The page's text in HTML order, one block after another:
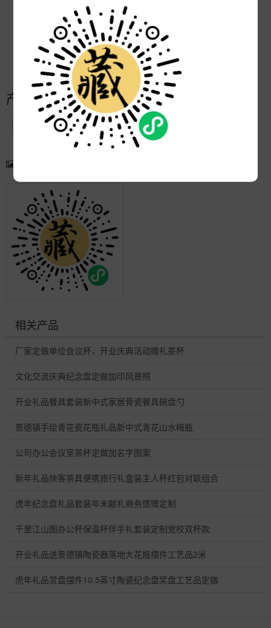
4028
厂商:
陶瓷花瓶定制厂家
更新:
2022-10-05 11:57:12
产品简介
相关产品
厂家定做单位会议杯，开业庆典活动赠礼茶杯
文化交流庆典纪念盘定做加印风景照
开业礼品餐具套装新中式家居骨瓷餐具碗盘勺
景德镇手绘青花瓷花瓶礼品新中式青花山水梅瓶
公司办公会议室茶杯定做加名字图案
新年礼品快客茶具便携旅行礼盒装主人杯红包对联组合
虎年纪念盘礼品套装年末献礼商务馈赠定制
千里江山图办公杯保温杯伴手礼套装定制党校双杯款
开业礼品送景德镇陶瓷器落地大花瓶摆件工艺品2米
虎年礼品赏盘摆件10.5英寸陶瓷纪念盘奖盘工艺品定做